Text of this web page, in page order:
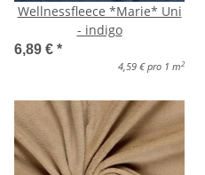
Wellnessfleece *Marie* Uni
- indigo
6,89 € *
4,59 € pro 1 m 2